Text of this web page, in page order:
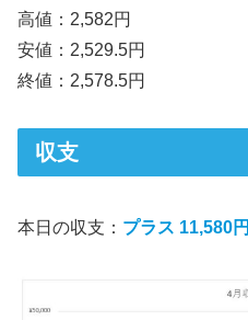
高値：2,582円
安値：2,529.5円
終値：2,578.5円
収支
本日の収支： プラス 11,580円